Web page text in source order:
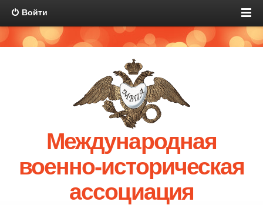
Войти
Международная
военно-историческая
ассоциация